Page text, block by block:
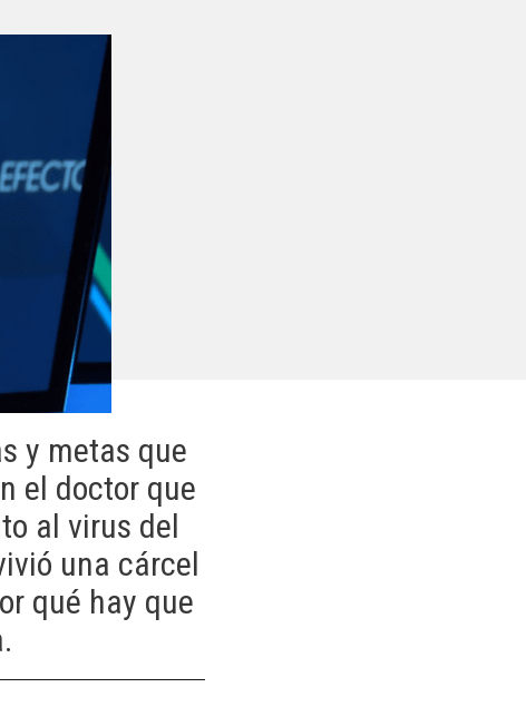
y metas que
el doctor que
al virus del
una cárcel
qué hay que